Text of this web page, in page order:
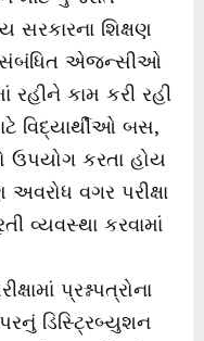
સરકારના શિક્ષણ
એજન્સીઓ
કામ કરી રહી
વિદ્યાર્થીઓ બસ,
ઉપયોગ કરતા હોય
વગર પરીક્ષા
વ્યવસ્થા કરવામાં
પ્રશ્નપત્રોના
ડિસ્ટ્રિબ્યુશન